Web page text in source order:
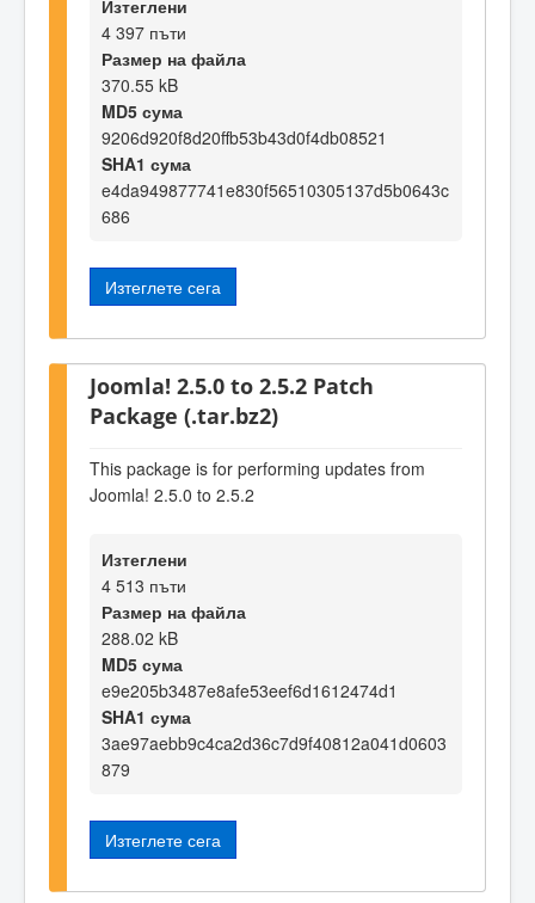
Изтеглени
4 397 пъти
Размер на файла
370.55 kB
MD5 сума
9206d920f8d20ffb53b43d0f4db08521
SHA1 сума
e4da949877741e830f56510305137d5b0643c
686
Изтеглете сега
Joomla! 2.5.0 to 2.5.2 Patch
Package (.tar.bz2)
This package is for performing updates from
Joomla! 2.5.0 to 2.5.2
Изтеглени
4 513 пъти
Размер на файла
288.02 kB
MD5 сума
e9e205b3487e8afe53eef6d1612474d1
SHA1 сума
3ae97aebb9c4ca2d36c7d9f40812a041d0603
879
Изтеглете сега